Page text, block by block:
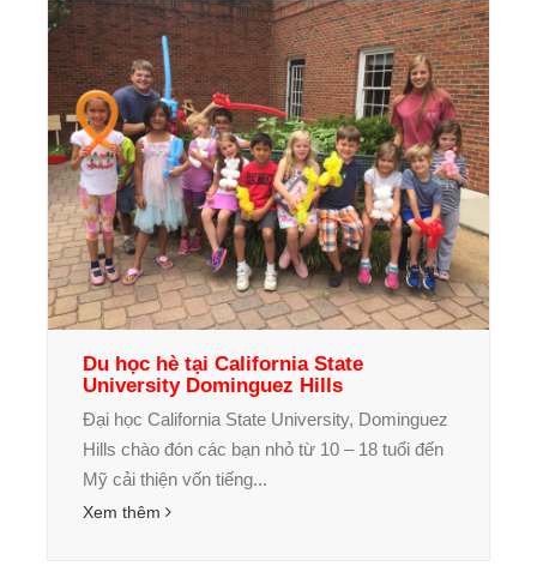
Du học hè tại California State
University Dominguez Hills
Đại học California State University, Dominguez
Hills chào đón các bạn nhỏ từ 10 – 18 tuổi đến
Mỹ cải thiện vốn tiếng...
Xem thêm